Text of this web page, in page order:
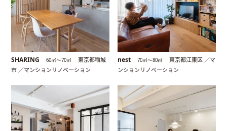
SHARING 60㎡〜70㎡
東京都稲城
市 ／マンションリノベーション
nest 70㎡〜80㎡
東京都江東区 ／マ
ンションリノベーション